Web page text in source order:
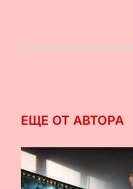
ЕЩЕ ОТ АВТОРА